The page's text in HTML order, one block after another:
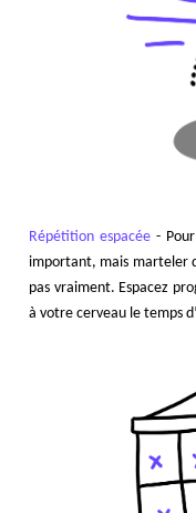
Répétition espacée -
important, mais marteler
pas vraiment. Espacez
à votre cerveau le temps